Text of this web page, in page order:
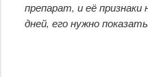
препарат, и её
дней, его нужно